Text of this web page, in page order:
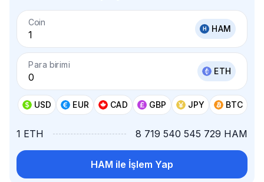
Coin
HAM
Para birimi
ETH
USD EUR CAD GBP JPY BTC
1 ETH 8 719 540 545 729 HAM
HAM ile İşlem Yap